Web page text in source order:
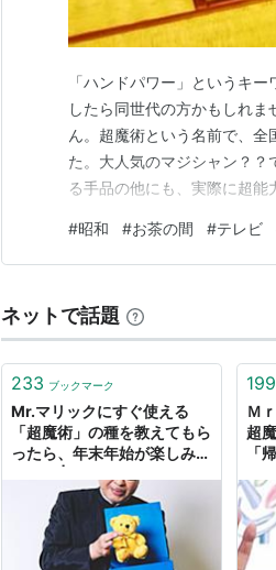
「ハンドパワー」というキ
したら同世代の方かもしれ
ん。超魔術という名前で、
た。大人気のマジシャン？
る手品の他にも、実際に超
お茶の間でテレビに釘付けだ
せん。 さて、話しは変わり
#昭和 #お茶の間 #テレビ
ネットで話題
233 ブックマーク
Mr.マリックにすぐ使える
「超魔術」の種を教えてもら
ったら、年末年始が楽しみに
199
Ｍ
超
「